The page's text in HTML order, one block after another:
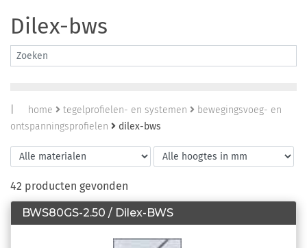
Dilex-bws
home tegelprofielen- en systemen
bewegingsvoeg- en
ontspanningsprofielen
dilex-bws
42 producten gevonden
BWS80GS-2.50 / Dilex-BWS